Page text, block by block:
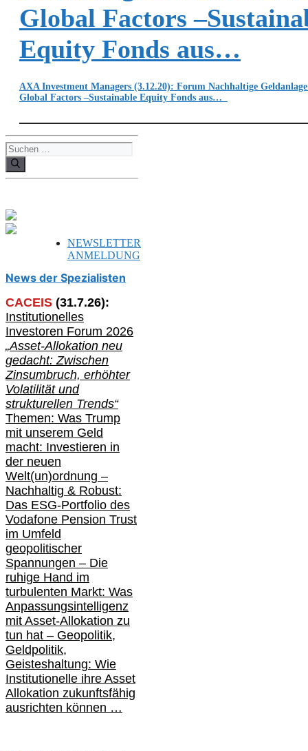
Global Factors
Equity Fonds aus…
AXA Investment Managers (3.12.20): Forum Nachhaltige
Global Factors –Sustainable Equity Fonds aus…
Suchen
nach:
NEWSLETTER
ANMELDUNG
News der Spezialisten
CACEIS (31.7.26):
Institutionelles
Investoren Forum 2026
„Asset-Allokation neu
gedacht: Zwischen
Zinsumbruch, erhöhter
Volatilität und
strukturellen Trends“
Themen: Was Trump
mit unserem Geld
macht: Investieren in
der neuen
Welt(un)ordnung –
Nachhaltig & Robust:
Das ESG-Portfolio des
Vodafone Pension Trust
im Umfeld
geopolitischer
Spannungen – Die
ruhige Hand im
turbulenten Markt: Was
Anpassungsintelligenz
mit Asset-Allokation zu
tun hat – Geopolitik,
Geldpolitik,
Geisteshaltung: Wie
Institutionelle ihre Asset
Allokation zukunftsfähig
ausrichten können …